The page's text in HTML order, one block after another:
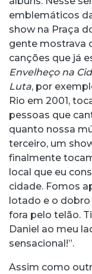
emblemáticos
show na Praça
gente mostrava
canções que já
Envelheço na
Luta, por
Rio em 2001,
pessoas que
quanto nossa
terceiro, um
finalmente
local que eu
cidade. Fomos
lotado e o
fora pelo telão.
Daniel ao meu
sensacional!”.
Assim como